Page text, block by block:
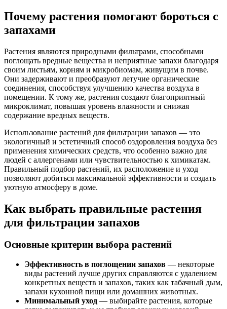
Почему растения помогают бороться с
запахами
Растения являются природными фильтрами, способными
поглощать вредные вещества и неприятные запахи благодаря
своим листьям, корням и микробиомам, живущим в почве.
Они задерживают и преобразуют летучие органические
соединения, способствуя улучшению качества воздуха в
помещении. К тому же, растения создают благоприятный
микроклимат, повышая уровень влажности и снижая
содержание вредных веществ.
Использование растений для фильтрации запахов — это
экологичный и эстетичный способ оздоровления воздуха без
применения химических средств, что особенно важно для
людей с аллергенами или чувствительностью к химикатам.
Правильный подбор растений, их расположение и уход
позволяют добиться максимальной эффективности и создать
уютную атмосферу в доме.
Как выбрать правильные растения
для фильтрации запахов
Основные критерии выбора растений
Эффективность в поглощении запахов — некоторые
виды растений лучше других справляются с удалением
конкретных веществ и запахов, таких как табачный дым,
запахи кухонной пищи или домашних животных.
Минимальный уход — выбирайте растения, которые